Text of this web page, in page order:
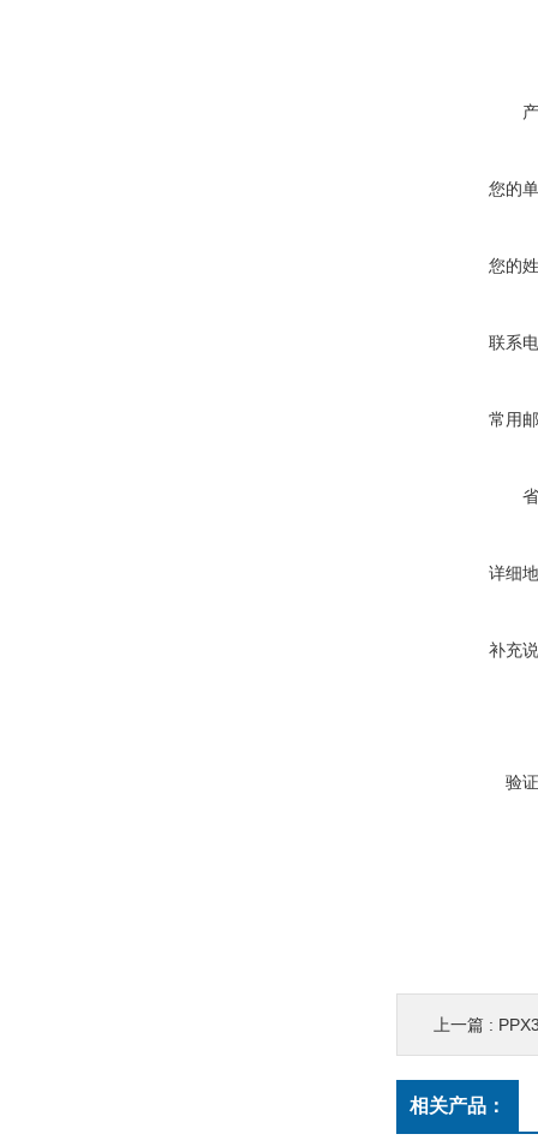
您的
您的
联系
常用
详细
补充
验
上一篇 :
相关产品：